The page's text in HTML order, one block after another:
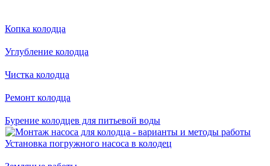
Копка колодца
Углубление колодца
Чистка колодца
Ремонт колодца
Бурение колодцев для питьевой воды
Установка погружного насоса в колодец